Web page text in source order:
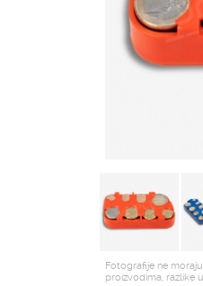
Fotografije ne
proizvodima, razlike